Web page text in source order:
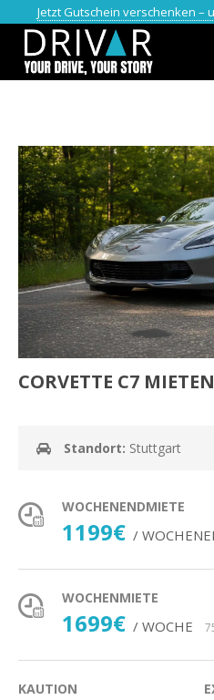
Jetzt Gutschein verschenken –
CORVETTE C7
Standort: Stuttgart
WOCHENENDMIETE
1199€ /
WOCHENMIETE
1699€ / WOCHE
KAUTION